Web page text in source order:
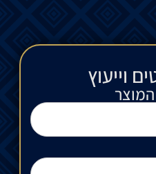
וייעוץ​